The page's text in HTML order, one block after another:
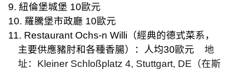
9. 紐倫堡城堡 10歐元
10. 羅騰堡市政廳 10歐元
11. Restaurant Ochs-n Willi （經典的德式菜系，
主要供應豬肘和各種香腸）：人均30歐元
地
址： Kleiner Schloßplatz 4, Stuttgart, DE （在斯